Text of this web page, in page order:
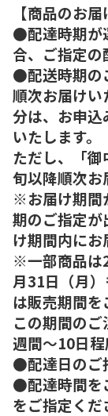
【商品のお届
●配達時期が
合、ご指定の
●配送時期の
順次お届けい
分は、お申
いたします。
ただし、「
旬以降順次お
※お届け期間
期のご指定が
け期間内にお
※一部商品は
月31日（月
は販売期間を
この期間の
週間～10日程
●配達日のご
●配達時間を
をご指定くだ